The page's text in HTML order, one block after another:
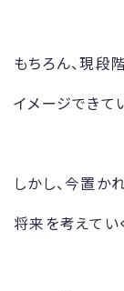
もちろん、現
イメージできて
しかし、今置か
将来を考えてい